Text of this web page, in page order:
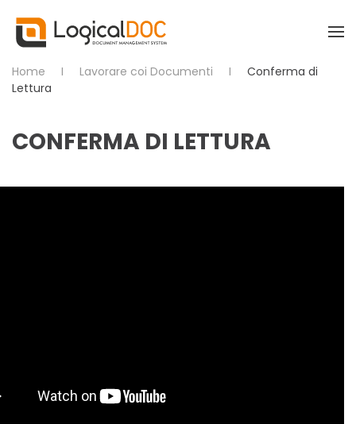
Skip to main content
Home Lavorare coi Documenti
Conferma di
Lettura
CONFERMA DI LETTURA